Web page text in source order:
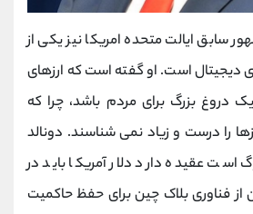
سابق ایالت متحده امریکا نیز یکی از
دیجیتال است. او گفته است که ارزهای
دروغ بزرگ برای مردم باشد، چرا که
را درست و زیاد نمی شناسند. دونالد
است عقیده دارد دلار آمریکا باید در
از فناوری بلاک چین برای حفظ حاکمیت